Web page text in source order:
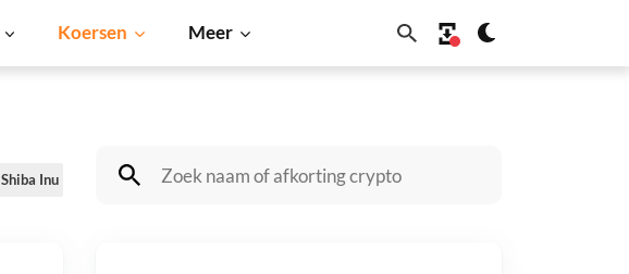
Koersen Meer
Shiba Inu Dogecoin Solana BNB